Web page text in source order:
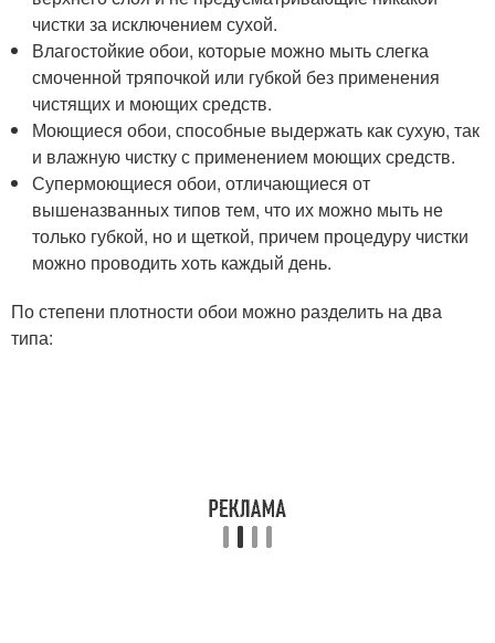
чистки за исключением сухой.
Влагостойкие обои, которые можно мыть слегка
смоченной тряпочкой или губкой без применения
чистящих и моющих средств.
Моющиеся обои, способные выдержать как сухую, так
и влажную чистку с применением моющих средств.
Супермоющиеся обои, отличающиеся от
вышеназванных типов тем, что их можно мыть не
только губкой, но и щеткой, причем процедуру чистки
можно проводить хоть каждый день.
По степени плотности обои можно разделить на два
типа: